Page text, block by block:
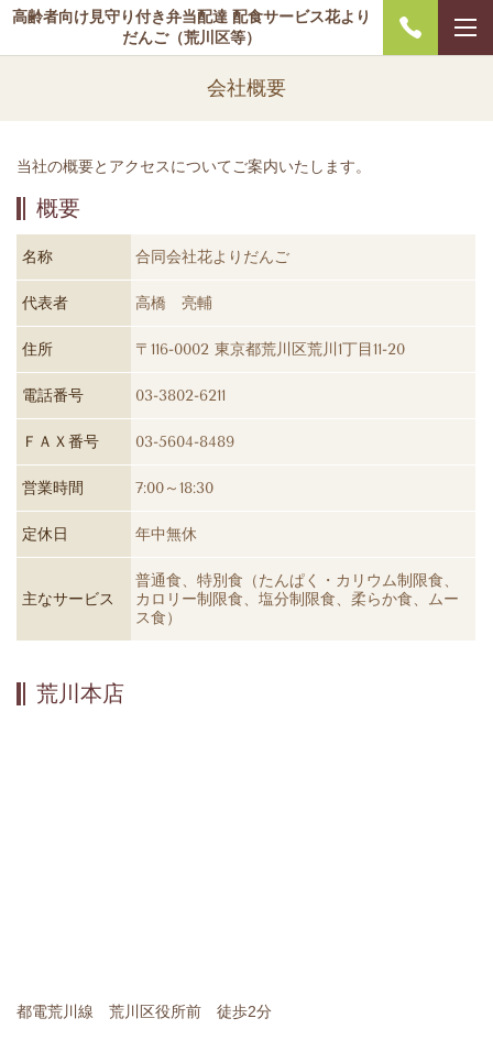
高齢者向け見守り付き弁当配達 配食サービス花より
だんご（荒川区等）
会社概要
当社の概要とアクセスについてご案内いたします。
概要
名称 合同会社花よりだんご
代表者 高橋 亮輔
住所 〒116-0002 東京都荒川区荒川1丁目11-20
電話番号 03-3802-6211
ＦＡＸ番号 03-5604-8489
営業時間 7:00～18:30
定休日 年中無休
主なサービス
普通食、特別食（たんぱく・カリウム制限食、
カロリー制限食、塩分制限食、柔らか食、ムー
ス食）
荒川本店
都電荒川線 荒川区役所前 徒歩2分